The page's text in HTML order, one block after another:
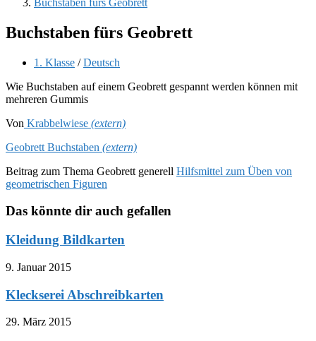
Buchstaben fürs Geobrett
Beitrags-
1. Klasse / Deutsch
Wie Buchstaben auf einem Geobrett gespannt werden können mit
mehreren Gummis
Von Krabbelwiese (extern)
Geobrett Buchstaben (extern)
Beitrag zum Thema Geobrett generell Hilfsmittel zum Üben von
geometrischen Figuren
Das könnte dir auch gefallen
Kleidung Bildkarten
9. Januar 2015
Kleckserei Abschreibkarten
29. März 2015